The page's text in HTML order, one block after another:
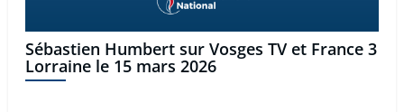
Sébastien Humbert sur Vosges TV et France 3
Lorraine le 15 mars 2026